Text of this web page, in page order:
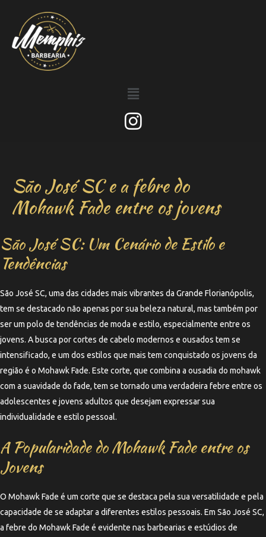
São José SC e a febre do
Mohawk Fade entre os jovens
São José SC: Um Cenário de Estilo e
Tendências
São José SC, uma das cidades mais vibrantes da Grande Florianópolis,
tem se destacado não apenas por sua beleza natural, mas também por
ser um polo de tendências de moda e estilo, especialmente entre os
jovens. A busca por cortes de cabelo modernos e ousados tem se
intensificado, e um dos estilos que mais tem conquistado os jovens da
região é o Mohawk Fade. Este corte, que combina a ousadia do mohawk
com a suavidade do fade, tem se tornado uma verdadeira febre entre os
adolescentes e jovens adultos que desejam expressar sua
individualidade e estilo pessoal.
A Popularidade do Mohawk Fade entre os
Jovens
O Mohawk Fade é um corte que se destaca pela sua versatilidade e pela
capacidade de se adaptar a diferentes estilos pessoais. Em São José SC,
a febre do Mohawk Fade é evidente nas barbearias e estúdios de